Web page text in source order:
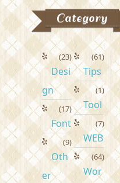
Category
Desi
gn
(23)
Font
(17)
Oth
er
(9)
Tips
(61)
Tool
(1)
WEB
(7)
Wor
(64)